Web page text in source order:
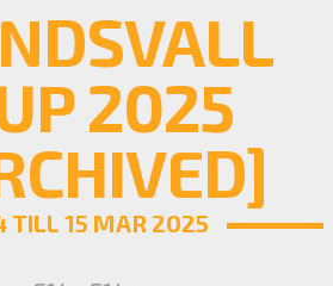
2025
TILL 15 MAR 2025